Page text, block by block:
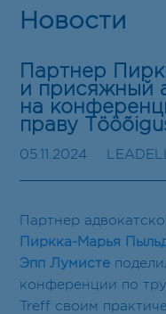
Новости
Партнер
и присяжный
на
праву
05.11.2024 LEADELL
Партнер
Пиркка-Марья
Эпп Лумисте
конференции по
Treff своим